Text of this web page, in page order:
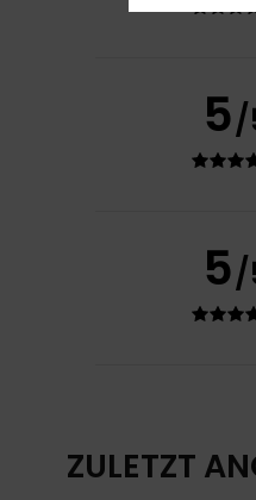
5/
5/
ZULETZT